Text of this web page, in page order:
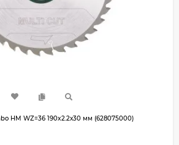
HM WZ=36 190x2.2х30 мм (628075000)